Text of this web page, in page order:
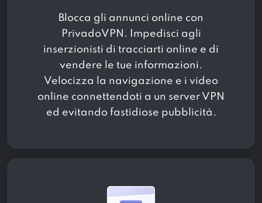
Blocca gli annunci online con
PrivadoVPN. Impedisci agli
inserzionisti di tracciarti online e di
vendere le tue informazioni.
Velocizza la navigazione e i video
online connettendoti a un server VPN
ed evitando fastidiose pubblicità.